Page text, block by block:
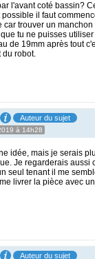
l'avant coté bassin?
il faut
car trouver un
tu ne puisses
de 19mm après tout
du robot.
Auteur du sujet
à 14h28
idée, mais je serais
Je regarderais aussi
seul tenant il me
livrer la pièce avec
Auteur du sujet